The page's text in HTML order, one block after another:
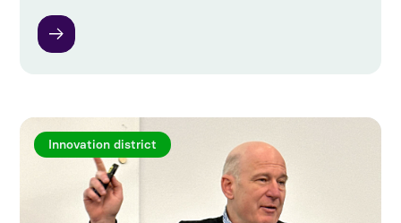
Innovation district